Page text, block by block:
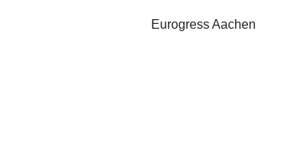
Eurogress Aachen